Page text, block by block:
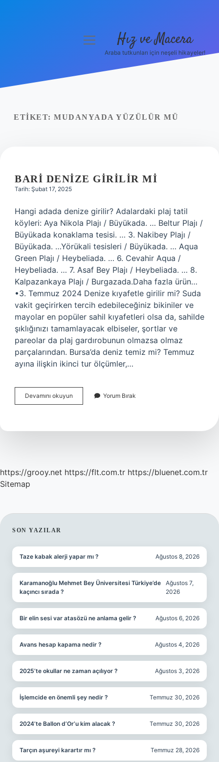
Yasal Uyarı
menüyü
Hız ve Macera
Araba tutkunları için neşeli hikayeler!
ETIKET: MUDANYADA YÜZÜLÜR MÜ
BARI DENIZE GIRILIR MI
Tarih: Şubat 17, 2025
Hangi adada denize girilir? Adalardaki plaj tatil
köyleri: Aya Nikola Plajı / Büyükada. … Beltur Plajı /
Büyükada konaklama tesisi. … 3. Nakibey Plajı /
Büyükada. …Yörükali tesisleri / Büyükada. … Aqua
Green Plajı / Heybeliada. … 6. Cevahir Aqua /
Heybeliada. … 7. Asaf Bey Plajı / Heybeliada. … 8.
Kalpazankaya Plajı / Burgazada.Daha fazla ürün…
•3. Temmuz 2024 Denize kıyafetle girilir mi? Suda
vakit geçirirken tercih edebileceğiniz bikiniler ve
mayolar en popüler sahil kıyafetleri olsa da, sahilde
şıklığınızı tamamlayacak elbiseler, şortlar ve
pareolar da plaj gardırobunun olmazsa olmaz
parçalarından. Bursa’da deniz temiz mi? Temmuz
ayına ilişkin ikinci tur ölçümler,…
Devamını okuyun
Denize
Yorum Bırak
https://grooy.net https://flt.com.tr https://bluenet.com.tr
Sitemap
SIDEBAR
SON YAZILAR
Taze kabak alerji yapar mı ? Ağustos 8, 2026
Karamanoğlu Mehmet Bey Üniversitesi Türkiye’de
kaçıncı sırada ?
Ağustos 7,
2026
Bir elin sesi var atasözü ne anlama gelir ? Ağustos 6, 2026
Avans hesap kapama nedir ? Ağustos 4, 2026
2025’te okullar ne zaman açılıyor ? Ağustos 3, 2026
İşlemcide en önemli şey nedir ? Temmuz 30, 2026
2024’te Ballon d’Or’u kim alacak ? Temmuz 30, 2026
Tarçın aşureyi karartır mı ? Temmuz 28, 2026